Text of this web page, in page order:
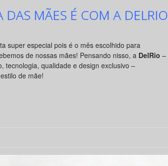
DAS MÃES É COM A DELRIO
super especial pois é o mês escolhido para
de nossas mães! Pensando nisso, a DelRio –
tecnologia, qualidade e design exclusivo –
de mãe!